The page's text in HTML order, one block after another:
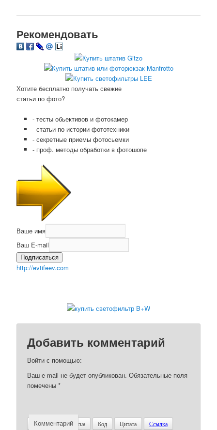
Рекомендовать
Хотите бесплатно получать свежие
статьи по фото?
- тесты обьективов и фотокамер
- статьи по истории фототехники
- секретные приемы фотосьемки
- проф. методы обработки в фотошопе
Ваше имя
Ваш E-mail
Подписаться
http://evtifeev.com
Добавить комментарий
Войти с помощью:
Ваш e-mail не будет опубликован. Обязательные поля
помечены*
Комментарий
Жирный Курсив Код Цитата
Ссылка